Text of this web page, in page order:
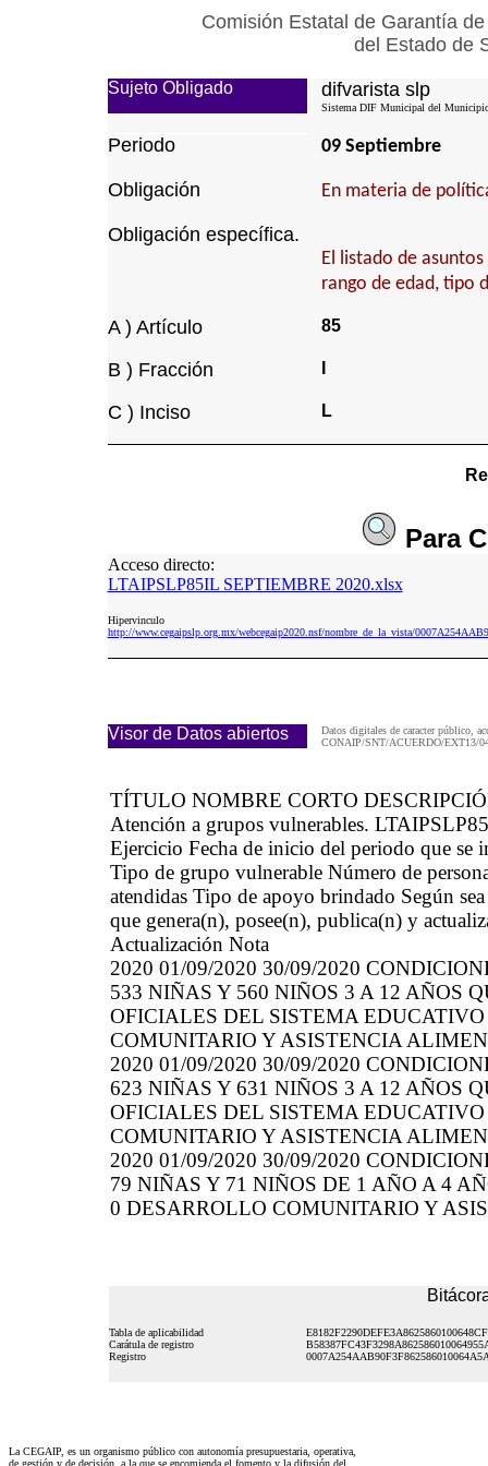
Comisión Estatal de Garantía
del Estado de
Sujeto Obligado difvarista slp
Sistema DIF Municipal del
Periodo 09 Septiembre
Obligación En materia de
Obligación específica.
El listado de
rango de edad, tipo
A ) Artículo 85
B ) Fracción
C ) Inciso L
Para
Acceso directo:
LTAIPSLP85IL SEPTIEMBRE 2020.xlsx
Hipervinculo
http://www.cegaipslp.org.mx/webcegaip2020.nsf/nombre_de_la_vista/
Visor de Datos abiertos
Datos digitales de caracter público,
CONAIP/SNT/ACUERDO/EXT13/
TÍTULO NOMBRE CORTO
Atención a grupos vulnerables.
Ejercicio Fecha de inicio del periodo que se
Tipo de grupo vulnerable Número de
atendidas Tipo de apoyo brindado Según
que genera(n), posee(n), publica(n) y
Actualización Nota
2020 01/09/2020 30/09/2020
533 NIÑAS Y 560 NIÑOS 3 A 12 AÑOS
OFICIALES DEL SISTEMA
COMUNITARIO Y ASISTENCIA
2020 01/09/2020 30/09/2020
623 NIÑAS Y 631 NIÑOS 3 A 12 AÑOS
OFICIALES DEL SISTEMA
COMUNITARIO Y ASISTENCIA
2020 01/09/2020 30/09/2020
79 NIÑAS Y 71 NIÑOS DE 1 AÑO A 4
0 DESARROLLO COMUNITARIO Y
Tabla de aplicabilidad
Carátula de registro
Registro
La CEGAIP, es un organismo público con autonomía presupuestaria, operativa,
de gestión y de decisión, a la que se encomienda el fomento y la difusión del